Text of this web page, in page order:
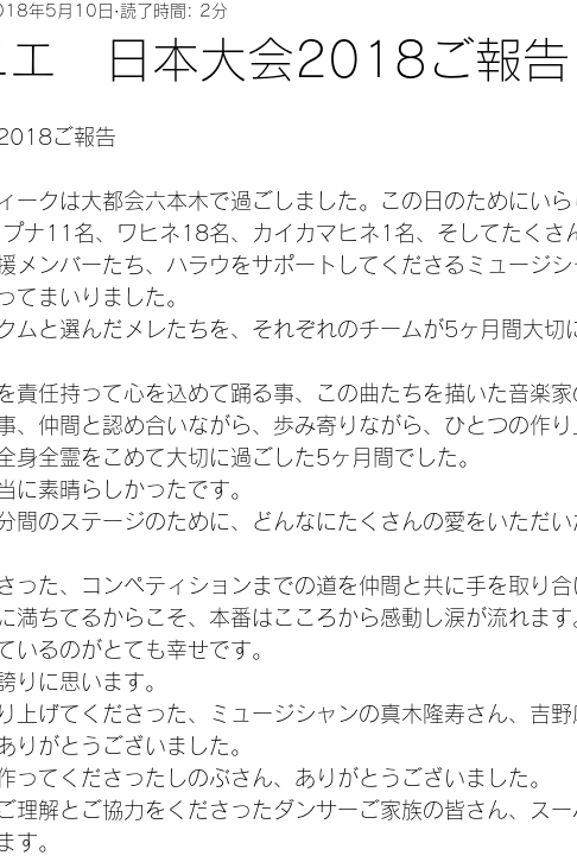
エ 日本大会2018ご報告
年5月10日 読了時間: 2分
ご報告
ークは大都会六本木で過ごしました。この日のためにいら
ナ11名、ワヒネ18名、カイカマヒネ1名、そしてたくさ
メンバーたち、ハラウをサポートしてくださるミュージシ
てまいりました。
ムと選んだメレたちを、それぞれのチームが5ヶ月間大切
責任持って心を込めて踊る事、この曲たちを描いた音楽家
、仲間と認め合いながら、歩み寄りながら、ひとつの作り
身全霊をこめて大切に過ごした5ヶ月間でした。
に素晴らしかったです。
間のステージのために、どんなにたくさんの愛をいただい
った、コンペティションまでの道を仲間と共に手を取り合
満ちてるからこそ、本番はこころから感動し涙が流れます
いるのがとても幸せです。
りに思います。
上げてくださった、ミュージシャンの真木隆寿さん、吉野
りがとうございました。
ってくださったしのぶさん、ありがとうございました。
理解とご協力をくださったダンサーご家族の皆さん、スー
す。